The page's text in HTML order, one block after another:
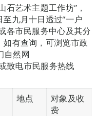
石艺术主题工作坊”，
九月十日透过“一户
各市民服务中心及其分
有查询，可浏览市政
自然网
电市民服务热线
地点
对象及收
费